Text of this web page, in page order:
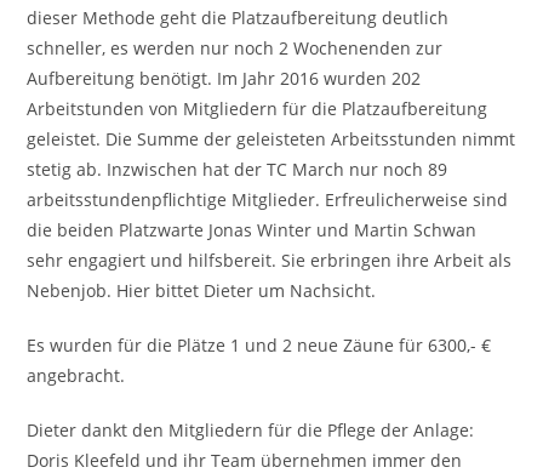
dieser Methode geht die Platzaufbereitung deutlich
schneller, es werden nur noch 2 Wochenenden zur
Aufbereitung benötigt. Im Jahr 2016 wurden 202
Arbeitstunden von Mitgliedern für die Platzaufbereitung
geleistet. Die Summe der geleisteten Arbeitsstunden nimmt
stetig ab. Inzwischen hat der TC March nur noch 89
arbeitsstundenpflichtige Mitglieder. Erfreulicherweise sind
die beiden Platzwarte Jonas Winter und Martin Schwan
sehr engagiert und hilfsbereit. Sie erbringen ihre Arbeit als
Nebenjob. Hier bittet Dieter um Nachsicht.
Es wurden für die Plätze 1 und 2 neue Zäune für 6300,- €
angebracht.
Dieter dankt den Mitgliedern für die Pflege der Anlage:
Doris Kleefeld und ihr Team übernehmen immer den